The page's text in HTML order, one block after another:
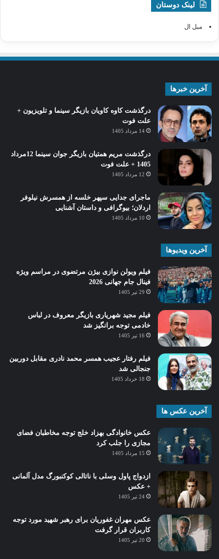
لینک دوستان
مبل ال
آخرین خبرها
درگذشت کاوه کاویان بازیگر سینما و تلویزیون +
علت فوت
14 مرداد 1405
درگذشت مریم همتیان بازیگر جوان سینما 12مرداد
1405 + علت فوت
12 مرداد 1405
ماجرای جدایی سپهر خلسه از همسرش نیلوفر
اردلان؛ بیوگرافی و داستان آشنایی
10 مرداد 1405
آخرین ویدیوها
فیلم ویولن نوازی بیژن مرتضوی در مراسم ویژه
فینال جام جهانی 2026
29 تیر 1405
فیلم مجید شهریاری بازیگر معروف در لباس
خادمی توجه برانگیز شد
16 تیر 1405
فیلم رفتار عجیب همسر محمد نادری مقابل دوربین
جنجالی شد
18 خرداد 1405
آخرین عکس ها
عکس خانوادگی بهزاد خلج توجه مخاطبان فضای
مجازی را جلب کرد
15 مرداد 1405
ازدواج پاول وسلی با ناتالی کوکنبورگ مدل آلمانی
+ عکس
24 تیر 1405
عکس مهران غفوریان برای رهبر شهید مورد توجه
کاربران قرار گرفت
20 تیر 1405